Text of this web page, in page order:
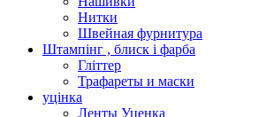
Нитки
Швейная фурнитура
Штампінг , блиск і фарба
Гліттер
Трафареты и маски
уцінка
Ленты Уценка